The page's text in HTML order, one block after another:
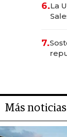
6.La
7.
Más noticias